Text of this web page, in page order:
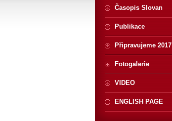
Časopis Slovan
Publikace
Připravujeme 2017
Fotogalerie
VIDEO
ENGLISH PAGE